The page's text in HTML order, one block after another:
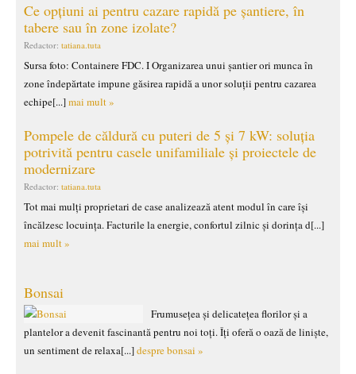
Ce opțiuni ai pentru cazare rapidă pe șantiere, în
tabere sau în zone izolate?
Redactor: tatiana.tuta
Sursa foto: Containere FDC. I Organizarea unui șantier ori munca în
zone îndepărtate impune găsirea rapidă a unor soluții pentru cazarea
echipe[...]mai mult »
Pompele de căldură cu puteri de 5 și 7 kW: soluția
potrivită pentru casele unifamiliale și proiectele de
modernizare
Redactor: tatiana.tuta
Tot mai mulți proprietari de case analizează atent modul în care își
încălzesc locuința. Facturile la energie, confortul zilnic și dorința d[...]
mai mult »
Bonsai
Frumusețea și delicatețea florilor și a
plantelor a devenit fascinantă pentru noi toți. Îți oferă o oază de liniște,
un sentiment de relaxa[...]despre bonsai »